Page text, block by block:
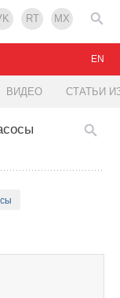
RT MX
ВИДЕО СТАТЬИ
EN